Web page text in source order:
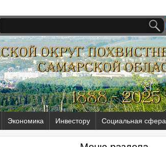
Экономика Инвестору Социальная сфера